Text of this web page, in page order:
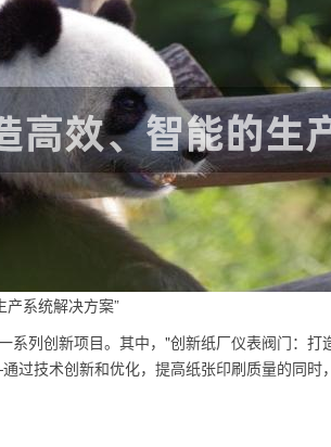
产系统解决方案”
列创新项目。其中，"创新纸厂仪表阀门：打
技术创新和优化，提高纸张印刷质量的同时